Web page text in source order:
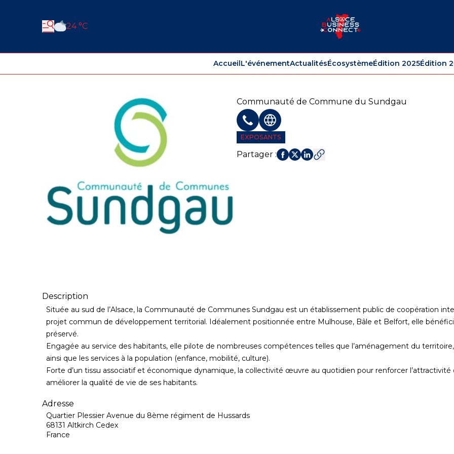
24 °C
AccueilL'événementActualitésÉcosystèmeÉdition 2025Édition
Communauté de Commune du Sundgau
Téléphone
Site web
EXPOSANTS
Partager :
Description
Située au sud de l’Alsace, la Communauté de Communes Sundgau est un établissement public de coopération
projet commun de développement territorial. Idéalement positionnée entre Mulhouse, Bâle et Belfort, elle
préservé.
Engagée au service des habitants, elle pilote de nombreuses compétences telles que l’aménagement du territoire,
ainsi que les services à la population (enfance, mobilité, culture).
Forte d’un tissu associatif et économique dynamique, la collectivité œuvre au quotidien pour renforcer
améliorer la qualité de vie de ses habitants.
Adresse
Quartier Plessier Avenue du 8ème régiment de Hussards
68131 Altkirch Cedex
France